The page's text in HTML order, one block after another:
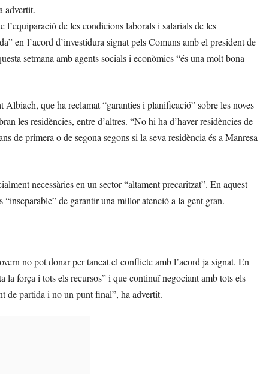
advertit.
de les condicions laborals i salarials de les
en l’acord d’investidura signat pels Comuns amb el president de
setmana amb agents socials i econòmics “és una molt bona
Albiach, que ha reclamat “garanties i planificació” sobre les noves
les residències, entre d’altres. “No hi ha d’haver residències de
de primera o de segona segons si la seva residència és a Manresa
necessàries en un sector “altament precaritzat”. En aquest
de garantir una millor atenció a la gent gran.
no pot donar per tancat el conflicte amb l’acord ja signat. En
la força i tots els recursos” i que continuï negociant amb tots els
de partida i no un punt final”, ha advertit.